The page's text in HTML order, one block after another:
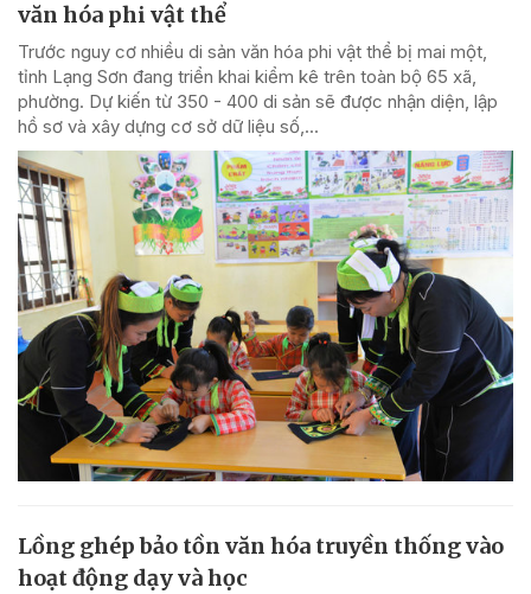
văn hóa phi vật thể
Trước nguy cơ nhiều di sản văn hóa phi vật thể bị mai một,
tỉnh Lạng Sơn đang triển khai kiểm kê trên toàn bộ 65 xã,
phường. Dự kiến từ 350 - 400 di sản sẽ được nhận diện, lập
hồ sơ và xây dựng cơ sở dữ liệu số,...
Lồng ghép bảo tồn văn hóa truyền thống vào
hoạt động dạy và học